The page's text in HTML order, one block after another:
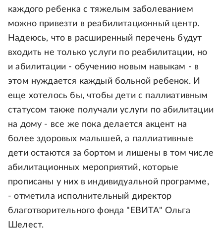
каждого ребенка с тяжелым заболеванием
можно привезти в реабилитационный центр.
Надеюсь, что в расширенный перечень будут
входить не только услуги по реабилитации, но
и абилитации - обучению новым навыкам - в
этом нуждается каждый больной ребенок. И
еще хотелось бы, чтобы дети с паллиативным
статусом также получали услуги по абилитации
на дому - все же пока делается акцент на
более здоровых малышей, а паллиативные
дети остаются за бортом и лишены в том числе
абилитационных мероприятий, которые
прописаны у них в индивидуальной программе,
- отметила исполнительный директор
благотворительного фонда "ЕВИТА" Ольга
Шелест.